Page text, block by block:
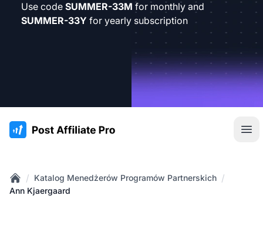
Use code SUMMER-33M for monthly and
SUMMER-33Y for yearly subscription
:site.title
Home
/ Katalog Menedżerów Programów Partnerskich /
Ann Kjaergaard